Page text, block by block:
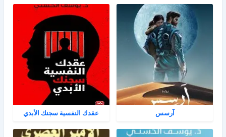
آرسس عقدك النفسية سجنك الأبدي